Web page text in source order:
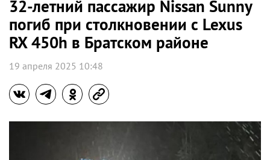
32-летний пассажир Nissan Sunny
погиб при столкновении с Lexus
RX 450h в Братском районе
19 апреля 2025 10:48